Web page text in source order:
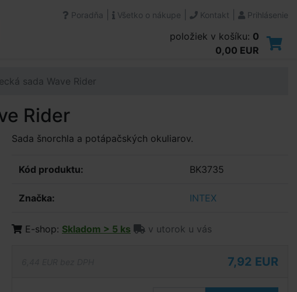
Poradňa Všetko o nákupe Kontakt Prihlásenie
položiek v košíku: 0
0,00 EUR
sada Wave Rider
Rider
Sada šnorchla a potápačských okuliarov.
Kód produktu: BK3735
Značka: INTEX
E-shop: Skladom > 5 ks v utorok u vás
7,92 EUR